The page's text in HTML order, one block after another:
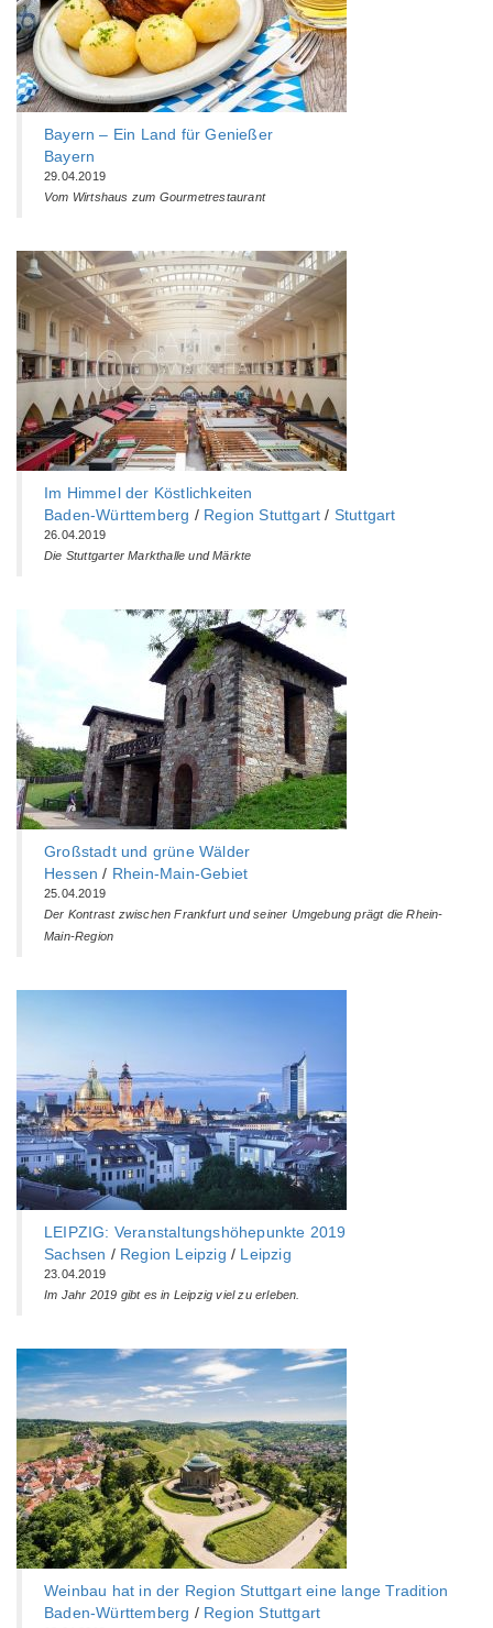
Bayern – Ein Land für Genießer
Bayern
29.04.2019
Vom Wirtshaus zum Gourmetrestaurant
Im Himmel der Köstlichkeiten
Baden-Württemberg‎ / Region Stuttgart / Stuttgart
26.04.2019
Die Stuttgarter Markthalle und Märkte
Großstadt und grüne Wälder
Hessen / Rhein-Main-Gebiet
25.04.2019
Der Kontrast zwischen Frankfurt und seiner Umgebung prägt die Rhein-
Main-Region
LEIPZIG: Veranstaltungshöhepunkte 2019
Sachsen / Region Leipzig / Leipzig
23.04.2019
Im Jahr 2019 gibt es in Leipzig viel zu erleben.
Weinbau hat in der Region Stuttgart eine lange Tradition
Baden-Württemberg‎ / Region Stuttgart